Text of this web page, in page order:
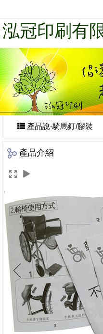
泓冠印刷有
產品說-騎馬釘/膠裝
產品介紹